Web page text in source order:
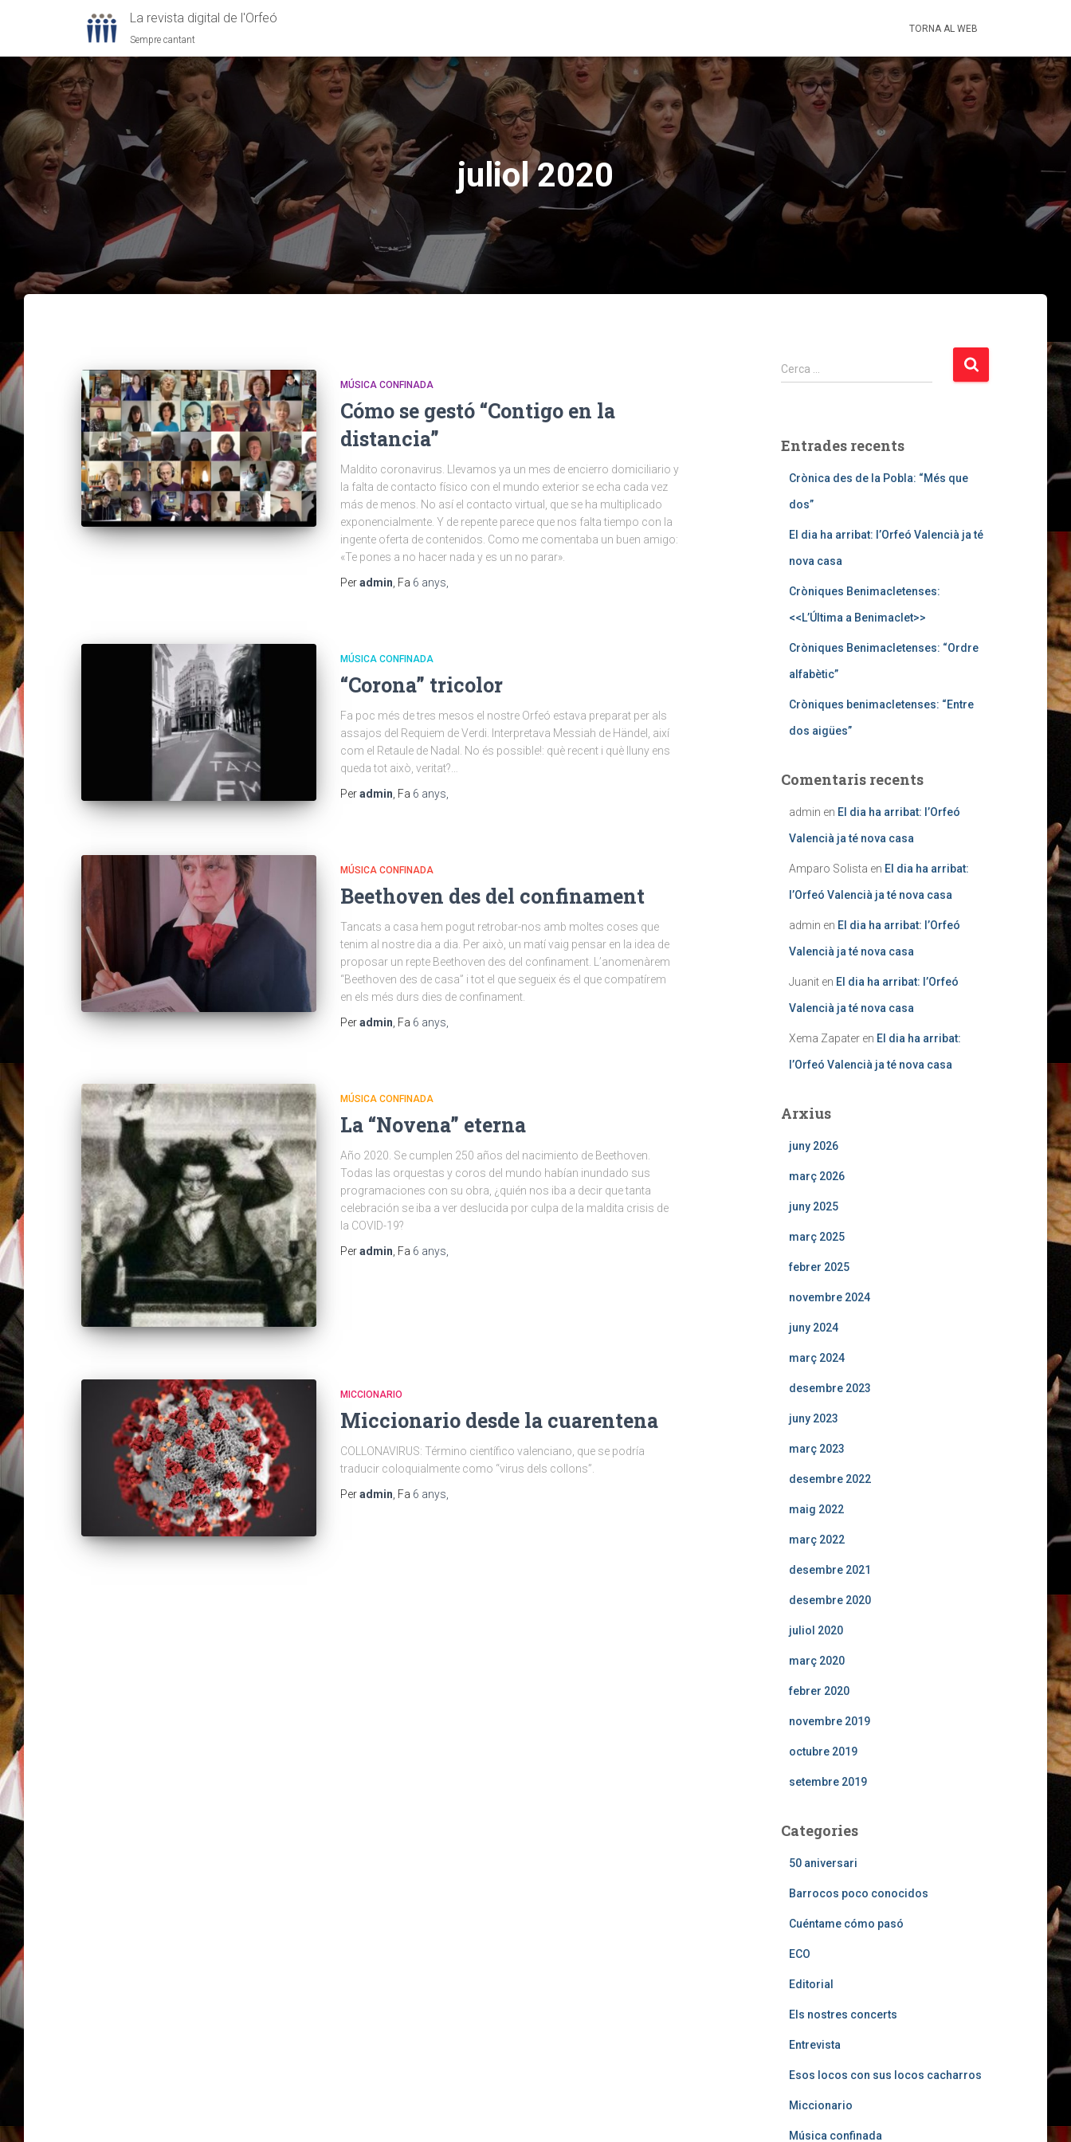
La revista digital de l'Orfeó
Sempre cantant
TORNA AL WEB
juliol 2020
MÚSICA CONFINADA
Cómo se gestó “Contigo en la
distancia”
Maldito coronavirus. Llevamos ya un mes de encierro domiciliario y
la falta de contacto físico con el mundo exterior se echa cada vez
más de menos. No así el contacto virtual, que se ha multiplicado
exponencialmente. Y de repente parece que nos falta tiempo con la
ingente oferta de contenidos. Como me comentaba un buen amigo:
«Te pones a no hacer nada y es un no parar».
Peradmin , Fa 6 anys
MÚSICA CONFINADA
“Corona” tricolor
Fa poc més de tres mesos el nostre Orfeó estava preparat per als
assajos del Requiem de Verdi. Interpretava Messiah de Händel, així
com el Retaule de Nadal. No és possible!: què recent i què lluny ens
queda tot això, veritat?…
Peradmin , Fa 6 anys
MÚSICA CONFINADA
Beethoven des del confinament
Tancats a casa hem pogut retrobar-nos amb moltes coses que
tenim al nostre dia a dia. Per això, un matí vaig pensar en la idea de
proposar un repte Beethoven des del confinament. L’anomenàrem
“Beethoven des de casa” i tot el que segueix és el que compatírem
en els més durs dies de confinament.
Peradmin , Fa 6 anys
MÚSICA CONFINADA
La “Novena” eterna
Año 2020. Se cumplen 250 años del nacimiento de Beethoven.
Todas las orquestas y coros del mundo habían inundado sus
programaciones con su obra, ¿quién nos iba a decir que tanta
celebración se iba a ver deslucida por culpa de la maldita crisis de
la COVID-19?
Peradmin , Fa 6 anys
MICCIONARIO
Miccionario desde la cuarentena
COLLONAVIRUS: Término científico valenciano, que se podría
traducir coloquialmente como “virus dels collons”.
Peradmin , Fa 6 anys
C
e
:
Cerca …
Entrades recents
Crònica des de la Pobla: “Més que
dos”
El dia ha arribat: l’Orfeó Valencià ja té
nova casa
Cròniques Benimacletenses:
<<L’Última a Benimaclet>>
Cròniques Benimacletenses: “Ordre
alfabètic”
Cròniques benimacletenses: “Entre
dos aigües”
Comentaris recents
admin en El dia ha arribat: l’Orfeó
Valencià ja té nova casa
Amparo Solista en El dia ha arribat:
l’Orfeó Valencià ja té nova casa
admin en El dia ha arribat: l’Orfeó
Valencià ja té nova casa
Juaniten El dia ha arribat: l’Orfeó
Valencià ja té nova casa
Xema Zapateren El dia ha arribat:
l’Orfeó Valencià ja té nova casa
Arxius
juny 2026
març 2026
juny 2025
març 2025
febrer 2025
novembre 2024
juny 2024
març 2024
desembre 2023
juny 2023
març 2023
desembre 2022
maig 2022
març 2022
desembre 2021
desembre 2020
juliol 2020
març 2020
febrer 2020
novembre 2019
octubre 2019
setembre 2019
Categories
50 aniversari
Barrocos poco conocidos
Cuéntame cómo pasó
ECO
Editorial
Els nostres concerts
Entrevista
Esos locos con sus locos cacharros
Miccionario
Música confinada